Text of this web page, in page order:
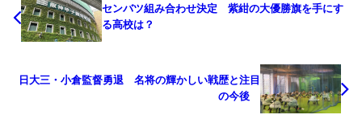
センバツ組み合わせ決定 紫紺の大優勝旗を手にす
る高校は？
日大三・小倉監督勇退 名将の輝かしい戦歴と注目
の今後